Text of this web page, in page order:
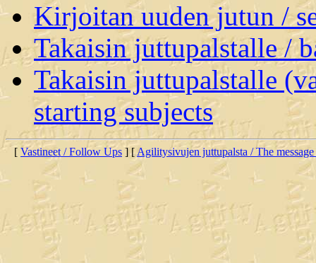
Kirjoitan uuden jutun /
Takaisin juttupalstalle /
Takaisin juttupalstalle
starting subjects
[ Vastineet / Follow Ups ] [Agilitysivujen juttupalsta / The